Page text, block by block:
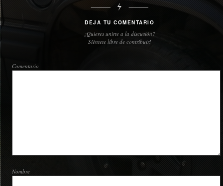
DEJA TU COMENTARIO
¿Quieres unirte a la discusión?
Siéntete libre de contribuir!
Comentario
Nombre